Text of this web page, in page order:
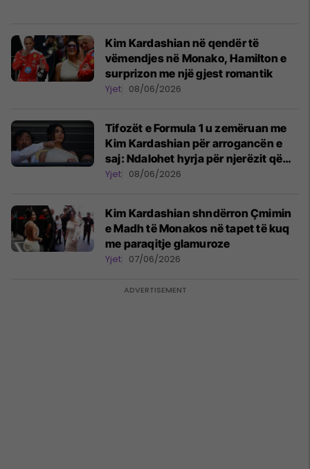
Kim Kardashian në qendër të
vëmendjes në Monako, Hamilton e
surprizon me një gjest romantik
Yjet 08/06/2026
Tifozët e Formula 1 u zemëruan me
Kim Kardashian për arrogancën e
saj: Ndalohet hyrja për njerëzit që
nuk tregojnë respekt
Yjet 08/06/2026
Kim Kardashian shndërron Çmimin
e Madh të Monakos në tapet të kuq
me paraqitje glamuroze
Yjet 07/06/2026